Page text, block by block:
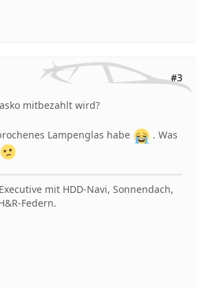
#3
mitbezahlt wird?
Lampenglas habe
. Was
mit HDD-Navi, Sonnendach,
Federn.